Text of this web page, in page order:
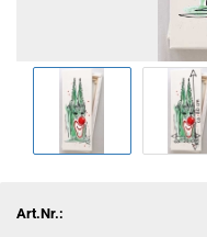
Art.Nr.: